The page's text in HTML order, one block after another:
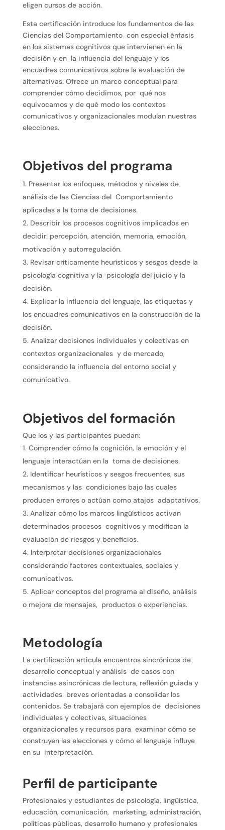
eligen cursos de acción.
Esta certificación introduce los fundamentos de las
Ciencias del Comportamiento con especial énfasis
en los sistemas cognitivos que intervienen en la
decisión y en la influencia del lenguaje y los
encuadres comunicativos sobre la evaluación de
alternativas. Ofrece un marco conceptual para
comprender cómo decidimos, por qué nos
equivocamos y de qué modo los contextos
comunicativos y organizacionales modulan nuestras
elecciones.
Objetivos del programa
Presentar los enfoques, métodos y niveles de
análisis de las Ciencias del Comportamiento
aplicadas a la toma de decisiones.
Describir los procesos cognitivos implicados en
decidir: percepción, atención, memoria, emoción,
motivación y autorregulación.
Revisar críticamente heurísticos y sesgos desde la
psicología cognitiva y la psicología del juicio y la
decisión.
Explicar la influencia del lenguaje, las etiquetas y
los encuadres comunicativos en la construcción de la
decisión.
Analizar decisiones individuales y colectivas en
contextos organizacionales y de mercado,
considerando la influencia del entorno social y
comunicativo.
Objetivos del formación
Que los y las participantes puedan:
Comprender cómo la cognición, la emoción y el
lenguaje interactúan en la toma de decisiones.
Identificar heurísticos y sesgos frecuentes, sus
mecanismos y las condiciones bajo las cuales
producen errores o actúan como atajos adaptativos.
Analizar cómo los marcos lingüísticos activan
determinados procesos cognitivos y modifican la
evaluación de riesgos y beneficios.
Interpretar decisiones organizacionales
considerando factores contextuales, sociales y
comunicativos.
Aplicar conceptos del programa al diseño, análisis
o mejora de mensajes, productos o experiencias.
Metodología
La certificación articula encuentros sincrónicos de
desarrollo conceptual y análisis de casos con
instancias asincrónicas de lectura, reflexión guiada y
actividades breves orientadas a consolidar los
contenidos. Se trabajará con ejemplos de decisiones
individuales y colectivas, situaciones
organizacionales y recursos para examinar cómo se
construyen las elecciones y cómo el lenguaje influye
en su interpretación.
Perfil de participante
Profesionales y estudiantes de psicología, lingüística,
educación, comunicación, marketing, administración,
políticas públicas, desarrollo humano y profesionales